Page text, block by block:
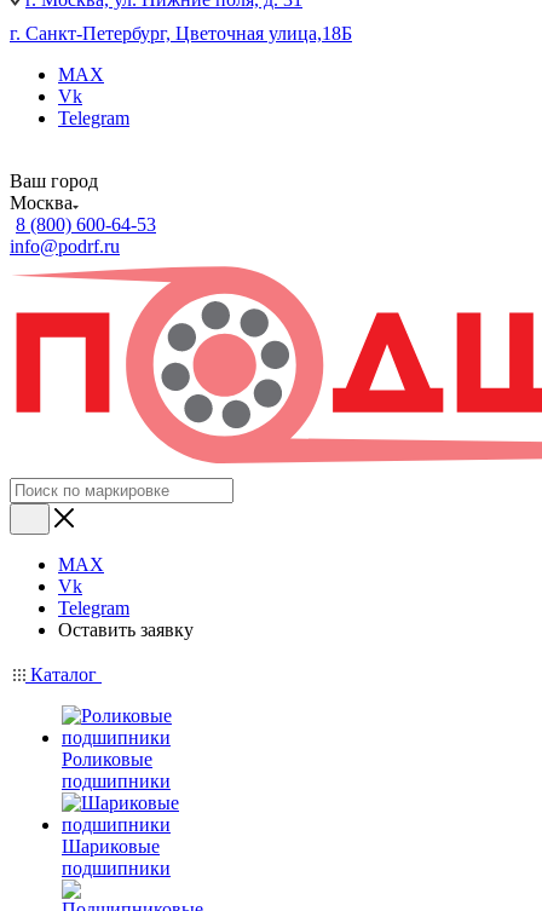
г. Санкт-Петербург, Цветочная улица,18Б
MAX
Vk
Telegram
Ваш город
Москва
8 (800) 600-64-53
info@podrf.ru
MAX
Vk
Telegram
Оставить заявку
Каталог
Роликовые
подшипники
Шариковые
подшипники